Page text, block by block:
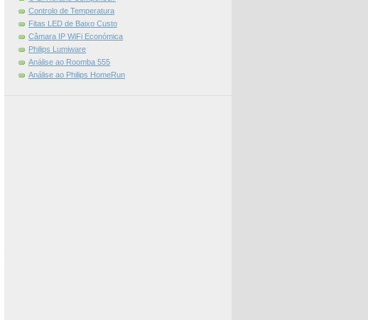
Controlo de Temperatura
Fitas LED de Baixo Custo
Câmara IP WiFi Económica
Philips Lumiware
Análise ao Roomba 555
Análise ao Philips HomeRun